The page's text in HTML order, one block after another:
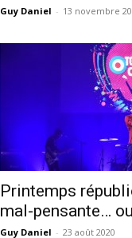
Guy Daniel - 13 novembre
Printemps
mal-pensante…
Guy Daniel - 23 août 2020